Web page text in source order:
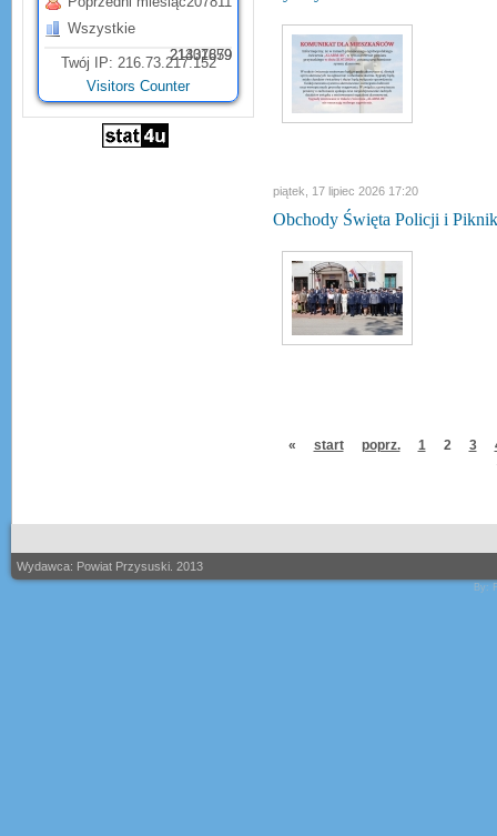
Wszystkie
21331879
21407659
Twój IP: 216.73.217.152
Visitors Counter
piątek, 17 lipiec 2026 17:20
Obchody Święta Policji i
« start poprz. 1 2 3
Wydawca: Powiat Przysuski. 2013
By: